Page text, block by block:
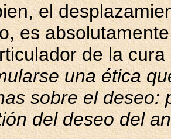
el
es
de la
una ética
sobre el deseo:
del deseo del